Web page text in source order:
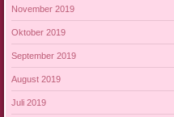
November 2019
Oktober 2019
September 2019
August 2019
Juli 2019